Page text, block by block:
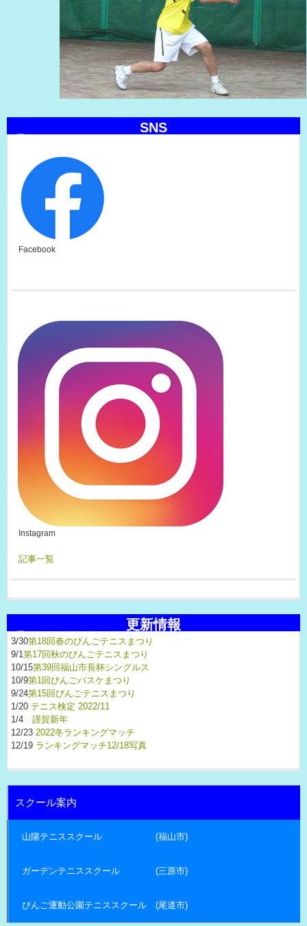
SNS
Facebook
Instagram
記事一覧
更新情報
3/30第18回春のびんごテニスまつり
9/1第17回秋のびんごテニスまつり
10/15第39回福山市長杯シングルス
10/9第1回びんごバスケまつり
9/24第15回びんごテニスまつり
1/20 テニス検定 2022/11
1/4 謹賀新年
12/23 2022冬ランキングマッチ
12/19 ランキングマッチ12/18写真
スクール案内
山陽テニススクール (福山市)
ガーデンテニススクール (三原市)
びんご運動公園テニススクール (尾道市)